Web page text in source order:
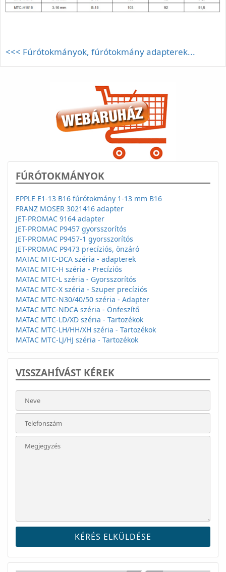
<<< Fúrótokmányok, fúrótokmány adapterek...
FÚRÓTOKMÁNYOK
EPPLE E1-13 B16 fúrótokmány 1-13 mm B16
FRANZ MOSER 3021416 adapter
JET-PROMAC 9164 adapter
JET-PROMAC P9457 gyorsszorítós
JET-PROMAC P9457-1 gyorsszorítós
JET-PROMAC P9473 precíziós, önzáró
MATAC MTC-DCA széria - adapterek
MATAC MTC-H széria - Precíziós
MATAC MTC-L széria - Gyorsszorítós
MATAC MTC-X széria - Szuper precíziós
MATAC MTC-N30/40/50 széria - Adapter
MATAC MTC-NDCA széria - Önfeszítő
MATAC MTC-LD/XD széria - Tartozékok
MATAC MTC-LH/HH/XH széria - Tartozékok
MATAC MTC-LJ/HJ széria - Tartozékok
VISSZAHÍVÁST KÉREK